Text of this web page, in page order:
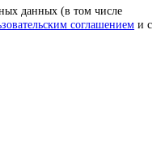
данных (в том числе
соглашением и с